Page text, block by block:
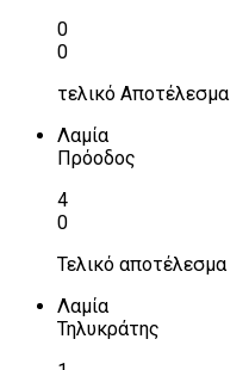
0
0
τελικό Αποτέλεσμα
Λαμία
Πρόοδος
4
0
Τελικό αποτέλεσμα
Λαμία
Τηλυκράτης